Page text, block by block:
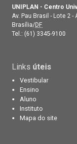
UNIPLAN - Centro
Av. Pau Brasil - Lote 2 -
Brasília/DF
Tel.: (61) 3345-9100
Links úteis
Vestibular
Ensino
Aluno
Instituto
Mapa do site